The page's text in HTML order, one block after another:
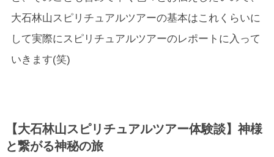
大石林山スピリチュアルツアーの基本はこれくらいに
して実際にスピリチュアルツアーのレポートに入って
いきます(笑)
【大石林山スピリチュアルツアー体験談】神様
と繋がる神秘の旅